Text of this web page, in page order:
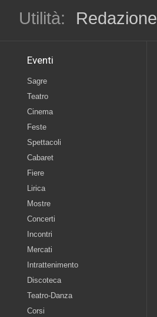
Utilità:
Redazione
Eventi
Sagre
Teatro
Cinema
Feste
Spettacoli
Cabaret
Fiere
Lirica
Mostre
Concerti
Incontri
Mercati
Intrattenimento
Discoteca
Teatro-Danza
Corsi